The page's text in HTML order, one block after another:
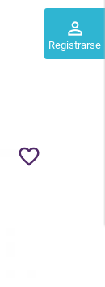
perm_identity
Registrarse
favorite_border